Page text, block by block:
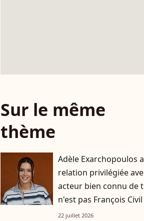
Sur le même
thème
Adèle Exarchopoulos
relation privilégiée
acteur bien connu de
n'est pas François Civil
22 juillet 2026